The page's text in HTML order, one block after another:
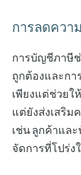
การลดควา
การบัญชีภาษีช่
ถูกต้องและกา
เพียงแต่ช่วยใ
แต่ยังส่งเสริม
เช่น ลูกค้าแล
จัดการที่โปร่ง